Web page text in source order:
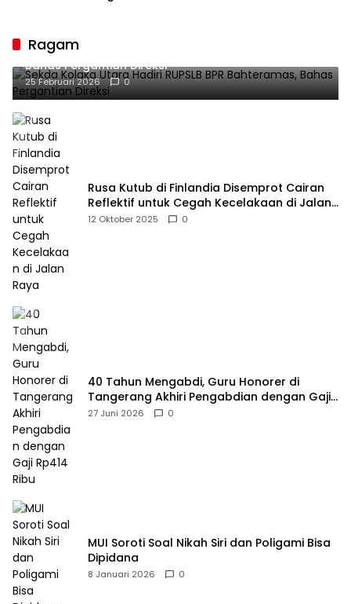
Ragam
Sekda Kolaka Utara Hadiri RUPSLB BPR Bahteramas,
Bahas Pergantian Direksi
25 Februari 2026 0
Rusa Kutub di Finlandia Disemprot Cairan
Reflektif untuk Cegah Kecelakaan di Jalan
Raya
12 Oktober 2025 0
40 Tahun Mengabdi, Guru Honorer di
Tangerang Akhiri Pengabdian dengan Gaji
Rp414 Ribu
27 Juni 2026 0
MUI Soroti Soal Nikah Siri dan Poligami Bisa
Dipidana
8 Januari 2026 0